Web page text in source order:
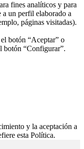
fines analíticos y para
a un perfil elaborado a
páginas visitadas).
botón “Aceptar” o
botón “Configurar”.
y la aceptación a
esta Política.